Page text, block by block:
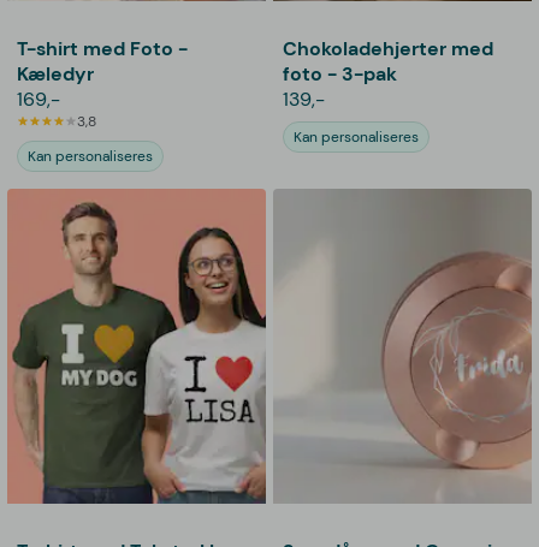
T-shirt med Foto -
Kæledyr
169,-
3,8
Kan personaliseres
Chokoladehjerter med
foto - 3-pak
139,-
Kan personaliseres